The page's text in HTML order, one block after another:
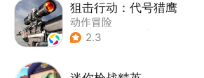
狙击行动：代号猎鹰
动作冒险
| 第一人称射击
2.3